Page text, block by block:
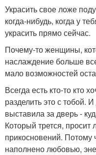
Украсить свое ложе
когда-нибудь, когда у
украсить прямо сейчас.
Почему-то женщины,
наслаждение больше
мало возможностей
Всегда есть кто-то кто
разделить это с тобой.
выставила за дверь -
Который трется, просит
прикосновений. Потому
наполнено любовью,